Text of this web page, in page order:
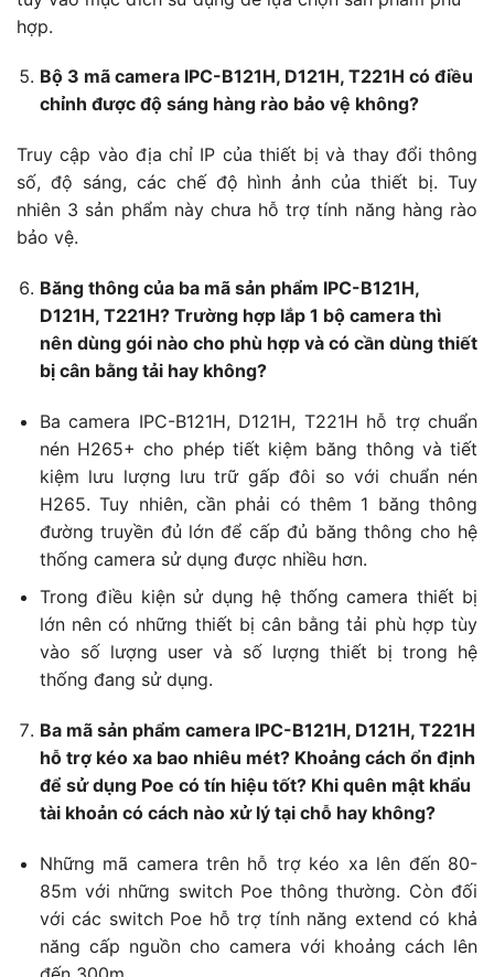
hợp.
Bộ 3 mã camera IPC-B121H, D121H, T221H có điều
chỉnh được độ sáng hàng rào bảo vệ không?
Truy cập vào địa chỉ IP của thiết bị và thay đổi thông
số, độ sáng, các chế độ hình ảnh của thiết bị. Tuy
nhiên 3 sản phẩm này chưa hỗ trợ tính năng hàng rào
bảo vệ.
Băng thông của ba mã sản phẩm IPC-B121H,
D121H, T221H? Trường hợp lắp 1 bộ camera thì
nên dùng gói nào cho phù hợp và có cần dùng thiết
bị cân bằng tải hay không?
Ba camera IPC-B121H, D121H, T221H hỗ trợ chuẩn
nén H265+ cho phép tiết kiệm băng thông và tiết
kiệm lưu lượng lưu trữ gấp đôi so với chuẩn nén
H265. Tuy nhiên, cần phải có thêm 1 băng thông
đường truyền đủ lớn để cấp đủ băng thông cho hệ
thống camera sử dụng được nhiều hơn.
Trong điều kiện sử dụng hệ thống camera thiết bị
lớn nên có những thiết bị cân bằng tải phù hợp tùy
vào số lượng user và số lượng thiết bị trong hệ
thống đang sử dụng.
Ba mã sản phẩm camera IPC-B121H, D121H, T221H
hỗ trợ kéo xa bao nhiêu mét? Khoảng cách ổn định
để sử dụng Poe có tín hiệu tốt? Khi quên mật khẩu
tài khoản có cách nào xử lý tại chỗ hay không?
Những mã camera trên hỗ trợ kéo xa lên đến 80-
85m với những switch Poe thông thường. Còn đối
với các switch Poe hỗ trợ tính năng extend có khả
năng cấp nguồn cho camera với khoảng cách lên